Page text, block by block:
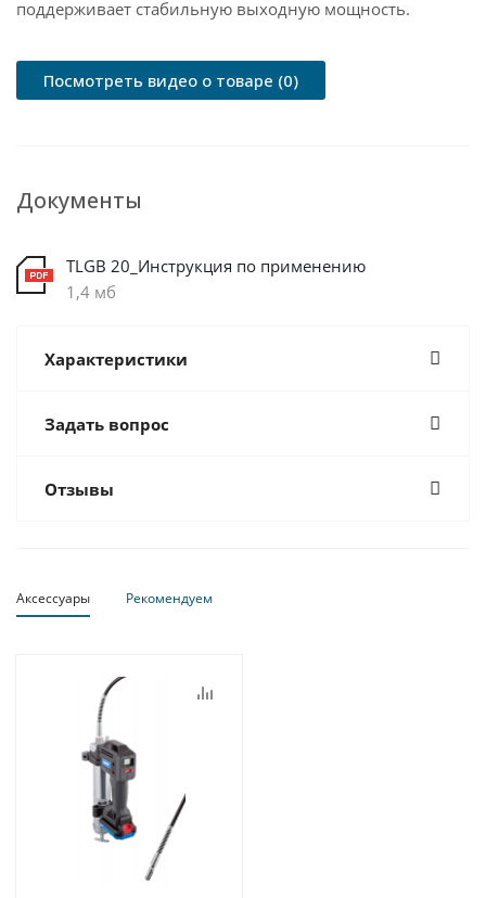
поддерживает стабильную выходную мощность.
Посмотреть видео о товаре (0)
Документы
TLGB 20_Инструкция по применению
1,4 мб
Характеристики
Задать вопрос
Отзывы
Аксессуары Рекомендуем